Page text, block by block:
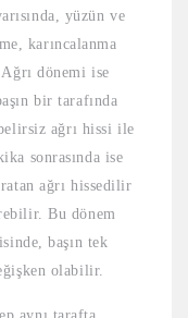
yüzün ve
karıncalanma
dönemi ise
bir tarafında
ağrı hissi ile
sonrasında ise
ağrı hissedilir
Bu dönem
başın tek
olabilir.